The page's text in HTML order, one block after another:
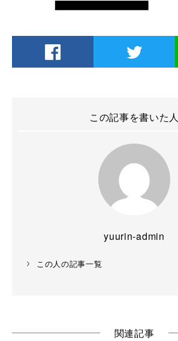
この記事を書いた人
yuurin-admin
この人の記事一覧
関連記事